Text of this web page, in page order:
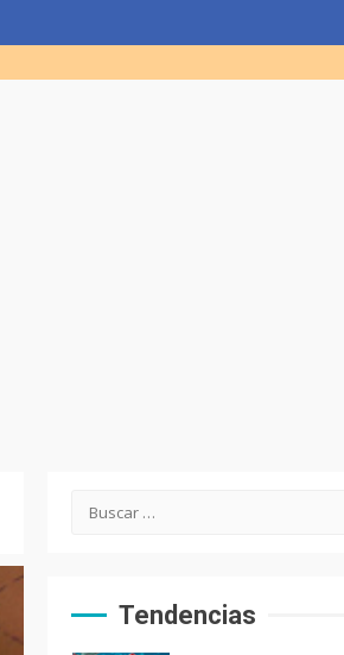
Buscar:
Tendencias
Guatemala